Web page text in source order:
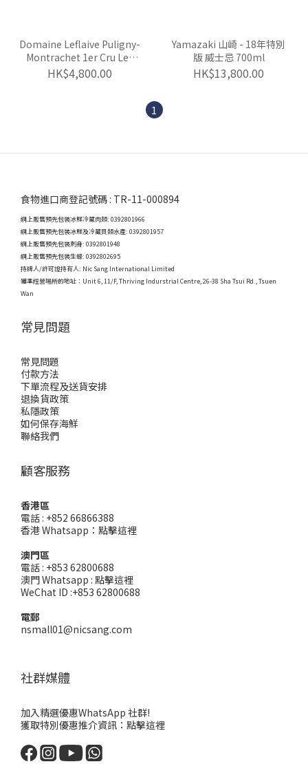
Domaine Leflaive Puligny-
Montrachet 1er Cru Les
Folatieres
HK$4,800.00
Yamazaki 山崎 - 18年特別
版 威士忌 700ml
HK$13,800.00
1
食物進口商登記號碼 : TR-11-000894
網上販售預先包裝冰鮮冷藏肉類: 0392801966
網上販售預先包裝冰鮮及冷藏貝類水產: 0392801957
網上販售預先包裝刺身: 0392801948
網上販售預先包裝生蠔: 0392802695
持牌人/許可證持有人: Nic Sang International Limited
獲準經營場所的地址： Unit 6, 11/F, Thriving Indurstrial Centre, 26-38 Sha Tsui Rd., Tsuen
Wan
常見問題
常見問題
付款方法
下單流程及送貨安排
退換貨政策
私隱政策
如何保存海鮮
聯絡我們
顧客服務
香港區
電話 : +852 66866388
香港 Whatsapp： 點擊這裡
澳門區
電話 : +853 62800688
澳門 Whatsapp : 點擊這裡
WeChat ID :+853 62800688
電郵
nsmall01@nicsang.com
社群媒體
加入精選優惠WhatsApp 社群!
獲取特別優惠推介資訊： 點擊這裡